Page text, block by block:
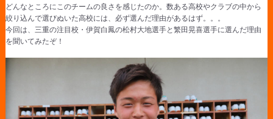
どんなところにこのチームの良さを感じたのか。数ある高校やクラブの中から
絞り込んで選びぬいた高校には、必ず選んだ理由があるはず。。。
今回は、三重の注目校・伊賀白鳳の松村大地選手と繁田晃喜選手に選んだ理由
を聞いてみたぞ！